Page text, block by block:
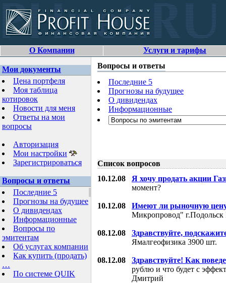
О Компании Услуги и тарифы
Мои документы
Цена портфеля
Моя таблица
котировок
Новости для меня
Ответы на мои
вопросы
Авторизация
Мои настройки
Зарегистрироваться
Вопросы и ответы
Последние 5
Прогнозы на будущее
О дивидендах
Информационные
Вопросы по
эмитентам
Об услугах компании
Как купить (продать)
…
По системе QUIK
Вопросы и ответы
Последние 5
Прогнозы на будущее
О дивидендах
Информационные
Список вопросов
10.12.08 Я хочу продать акции
момент?
10.12.08
Имеют ли рыночную
Микропровод"
08.12.08
Здравствуйте,
Ямалгеофизика 3900 шт.
08.12.08
Здравствуйте! Как
рублю и что будет с
Дмитрий